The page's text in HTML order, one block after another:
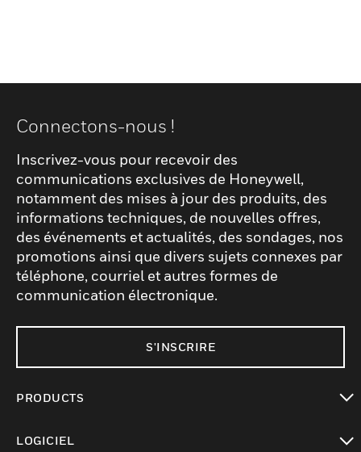
Connectons-nous !
Inscrivez-vous pour recevoir des
communications exclusives de Honeywell,
notamment des mises à jour des produits, des
informations techniques, de nouvelles offres,
des événements et actualités, des sondages, nos
promotions ainsi que divers sujets connexes par
téléphone, courriel et autres formes de
communication électronique.
S'INSCRIRE
PRODUCTS
LOGICIEL